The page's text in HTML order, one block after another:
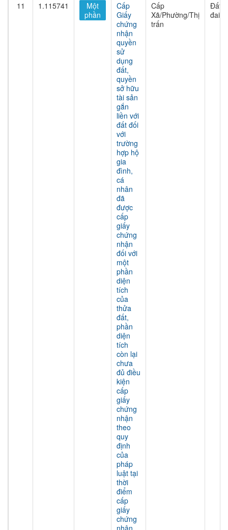
11 1.115741
Một
phần
Cấp
Giấy
chứng
nhận
quyền
sử
dụng
đất,
quyền
sở hữu
tài sản
gắn
liền với
đất đối
với
trường
hợp hộ
gia
đình,
cá
nhân
đã
được
cấp
giấy
chứng
nhận
đối với
một
phần
diện
tích
của
thửa
đất,
phần
diện
tích
còn lại
chưa
đủ điều
kiện
cấp
giấy
chứng
nhận
theo
quy
định
của
pháp
luật tại
thời
điểm
cấp
giấy
chứng
nhận
Cấp
Xã/Phường/Thị
trấn
Đất
đai